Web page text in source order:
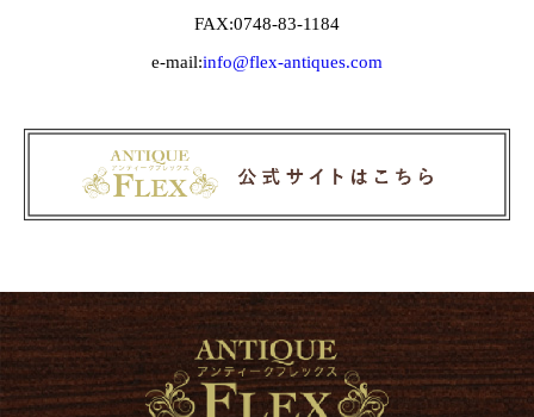
FAX:0748-83-1184
e-mail:info@flex-antiques.com